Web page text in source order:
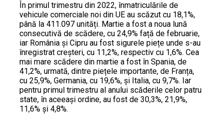
În primul trimestru din 2022, înmatriculările de
vehicule comerciale noi din UE au scăzut cu 18,1%,
până la 411.097 unități. Martie a fost a noua lună
consecutivă de scădere, cu 24,9% față de februarie,
iar România și Cipru au fost sigurele piețe unde s-au
înregistrat creșteri, cu 11,2%, respectiv cu 1,6%. Cea
mai mare scădere din martie a fost în Spania, de
41,2%, urmată, dintre piețele importante, de Franța,
cu 25,9%, Germania, cu 19,6%, și Italia, cu 9,7%. Iar
pentru primul trimestru al anului scăderile celor patru
state, în aceeași ordine, au fost de 30,3%, 21,9%,
11,6% și 4,8%.